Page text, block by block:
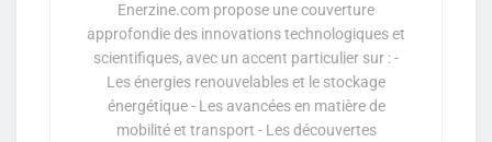
Enerzine.com propose une couverture
approfondie des innovations technologiques et
scientifiques, avec un accent particulier sur : -
Les énergies renouvelables et le stockage
énergétique - Les avancées en matière de
mobilité et transport - Les découvertes